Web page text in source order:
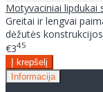
Motyvaciniai lipdukai
Greitai ir lengvai
dėžutės
€345
Informacija